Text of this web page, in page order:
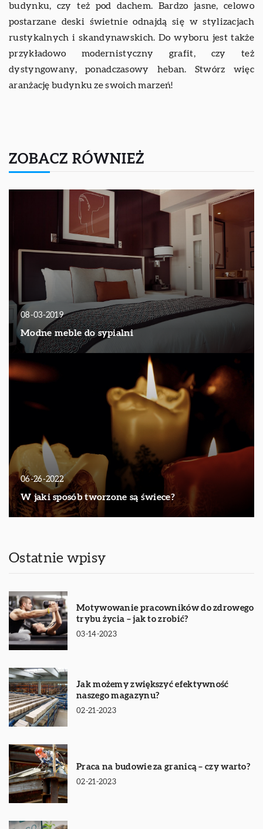
budynku, czy też pod dachem. Bardzo jasne, celowo
postarzane deski świetnie odnajdą się w stylizacjach
rustykalnych i skandynawskich. Do wyboru jest także
przykładowo modernistyczny grafit, czy też
dystyngowany, ponadczasowy heban. Stwórz więc
aranżację budynku ze swoich marzeń!
ZOBACZ RÓWNIEŻ
08-03-2019
Modne meble do sypialni
06-26-2022
W jaki sposób tworzone są świece?
Ostatnie wpisy
Motywowanie pracowników do zdrowego
trybu życia – jak to zrobić?
03-14-2023
Jak możemy zwiększyć efektywność
naszego magazynu?
02-21-2023
Praca na budowie za granicą – czy warto?
02-21-2023